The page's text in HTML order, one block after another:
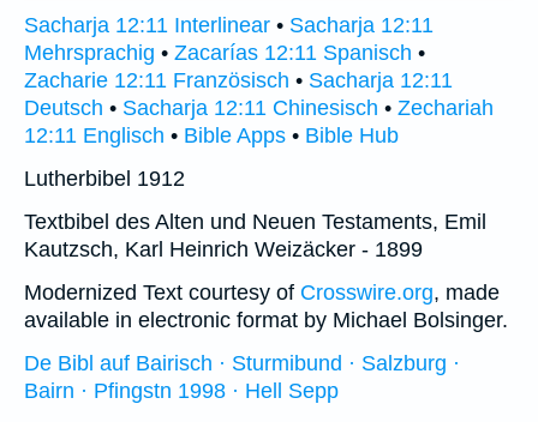
Sacharja 12:11 Interlinear • Sacharja 12:11
Mehrsprachig • Zacarías 12:11 Spanisch •
Zacharie 12:11 Französisch • Sacharja 12:11
Deutsch • Sacharja 12:11 Chinesisch • Zechariah
12:11 Englisch • Bible Apps • Bible Hub
Lutherbibel 1912
Textbibel des Alten und Neuen Testaments, Emil
Kautzsch, Karl Heinrich Weizäcker - 1899
Modernized Text courtesy of Crosswire.org, made
available in electronic format by Michael Bolsinger.
De Bibl auf Bairisch · Sturmibund · Salzburg ·
Bairn · Pfingstn 1998 · Hell Sepp